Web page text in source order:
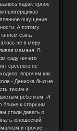
характерное
ощущение
А потому
сына
не в меру
маманя. В
саду ничего
не
впрочем как
- Дениска был на
тихим и
ребенком. И
ближе к старшим
стали давать о
юношеский
и прочие